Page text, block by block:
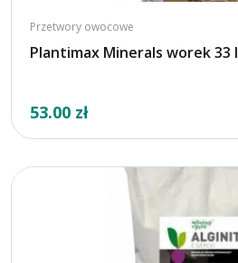
Przetwory owocowe
Plantimax Minerals worek 33 l
53.00 zł